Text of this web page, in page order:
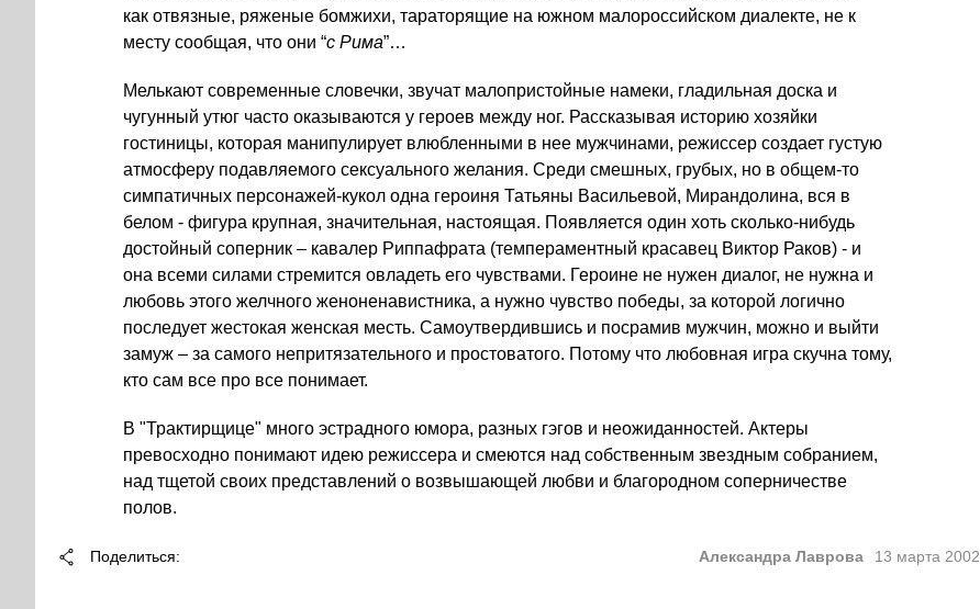
как отвязные, ряженые бомжихи, тараторящие на южном малороссийском диалекте, не к
месту сообщая, что они “с Рима”…
Мелькают современные словечки, звучат малопристойные намеки, гладильная доска и
чугунный утюг часто оказываются у героев между ног. Рассказывая историю хозяйки
гостиницы, которая манипулирует влюбленными в нее мужчинами, режиссер создает густую
атмосферу подавляемого сексуального желания. Среди смешных, грубых, но в общем-то
симпатичных персонажей-кукол одна героиня Татьяны Васильевой, Мирандолина, вся в
белом - фигура крупная, значительная, настоящая. Появляется один хоть сколько-нибудь
достойный соперник – кавалер Риппафрата (темпераментный красавец Виктор Раков) - и
она всеми силами стремится овладеть его чувствами. Героине не нужен диалог, не нужна и
любовь этого желчного женоненавистника, а нужно чувство победы, за которой логично
последует жестокая женская месть. Самоутвердившись и посрамив мужчин, можно и выйти
замуж – за самого непритязательного и простоватого. Потому что любовная игра скучна тому,
кто сам все про все понимает.
В "Трактирщице" много эстрадного юмора, разных гэгов и неожиданностей. Актеры
превосходно понимают идею режиссера и смеются над собственным звездным собранием,
над тщетой своих представлений о возвышающей любви и благородном соперничестве
полов.
Поделиться Александра Лаврова 13 марта 2002